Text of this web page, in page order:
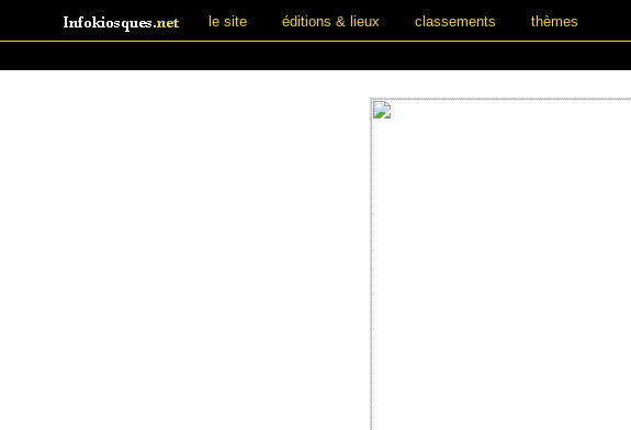
le site éditions & lieux classements thèmes